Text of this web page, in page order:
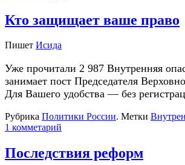
Кто защищает ваше право
Пишет Исида
Уже прочитали 2 987 Внутренняя
занимает пост Председателя
Для Вашего удобства — без
Рубрика Политики России. Метки
1 комметарий
Последствия реформ